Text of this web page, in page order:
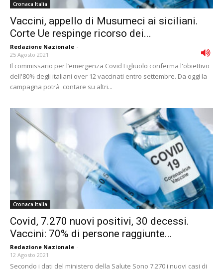
Cronaca Italia
Vaccini, appello di Musumeci ai siciliani.
Corte Ue respinge ricorso dei...
Redazione Nazionale -
25 Agosto 2021
Il commissario per l’emergenza Covid Figliuolo conferma l'obiettivo
dell'80% degli italiani over 12 vaccinati entro settembre. Da oggi la
campagna potrà contare su altri...
Cronaca Italia
Covid, 7.270 nuovi positivi, 30 decessi.
Vaccini: 70% di persone raggiunte...
Redazione Nazionale -
12 Agosto 2021
Secondo i dati del ministero della Salute Sono 7.270 i nuovi casi di